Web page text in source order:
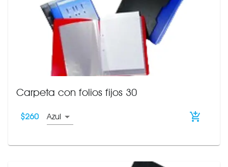
Carpeta con folios fijos 30
$260 Azul